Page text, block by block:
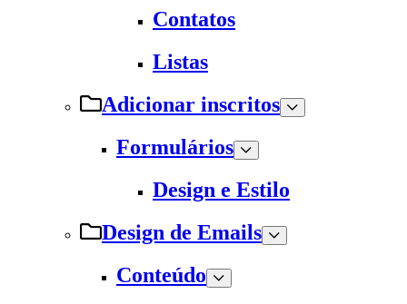
Contatos
Listas
Adicionar inscritos
Formulários
Design e Estilo
Design de Emails
Conteúdo